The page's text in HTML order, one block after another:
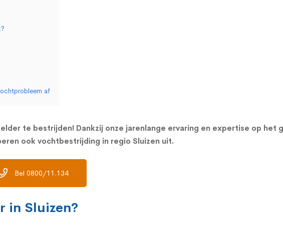
af
te bestrijden! Dankzij onze jarenlange ervaring en expertise op het
ook vochtbestrijding in regio Sluizen uit.
Bel 0800/11.134
in Sluizen?